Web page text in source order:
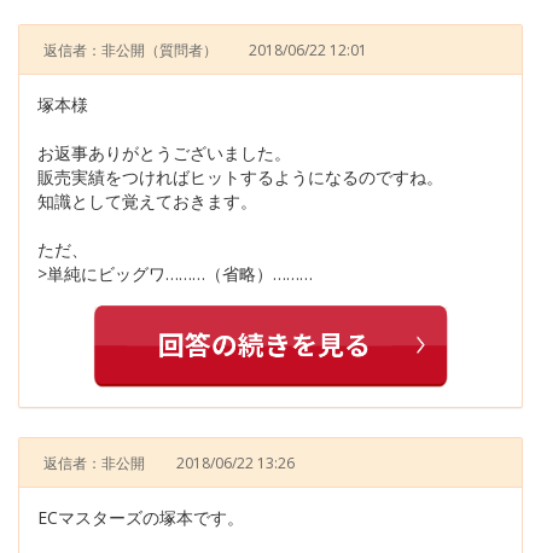
返信者：非公開 （質問者） 2018/06/22 12:01
塚本様
お返事ありがとうございました。
販売実績をつければヒットするようになるのですね。
知識として覚えておきます。
ただ、
>単純にビッグワ………（省略）………
返信者：非公開 2018/06/22 13:26
ECマスターズの塚本です。